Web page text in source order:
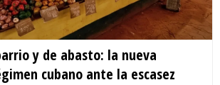
y de abasto: la nueva
cubano ante la escasez